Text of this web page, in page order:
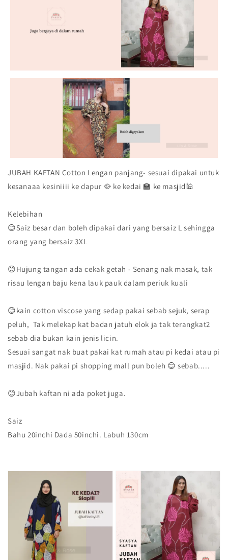
JUBAH KAFTAN Cotton Lengan panjang- sesuai dipakai untuk
kesanaaa kesiniiii ke dapur 🥘 ke kedai 🏫 ke masjid🕌
Kelebihan
😊Saiz besar dan boleh dipakai dari yang bersaiz L sehingga
orang yang bersaiz 3XL
😊Hujung tangan ada cekak getah - Senang nak masak, tak
risau lengan baju kena lauk pauk dalam periuk kuali
😊kain cotton viscose yang sedap pakai sebab sejuk, serap
peluh, Tak melekap kat badan jatuh elok ja tak terangkat2
sebab dia bukan kain jenis licin.
Sesuai sangat nak buat pakai kat rumah atau pi kedai atau pi
masjid. Nak pakai pi shopping mall pun boleh 😊 sebab.....
😊Jubah kaftan ni ada poket juga.
Saiz
Bahu 20inchi Dada 50inchi. Labuh 130cm